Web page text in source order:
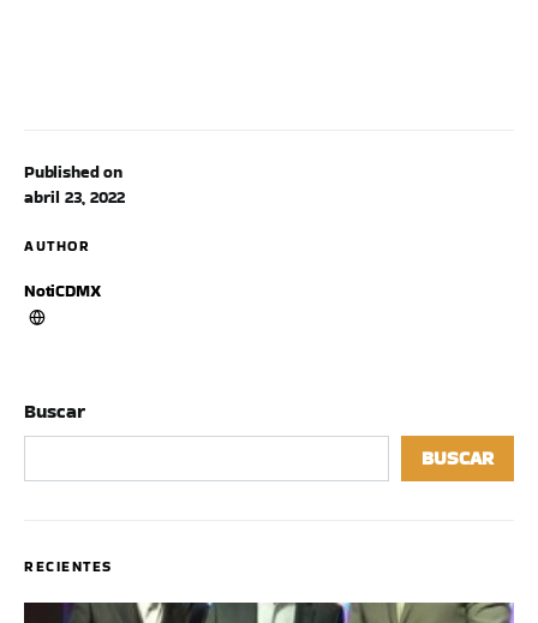
Published on
abril 23, 2022
AUTHOR
NotiCDMX
Buscar
BUSCAR
RECIENTES